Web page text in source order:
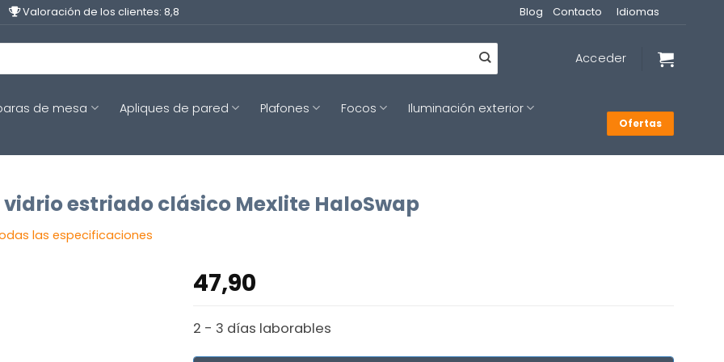
Valoración de los clientes: 8,8 Blog Contacto Idiomas
Acceder
de mesa Apliques de pared Plafones Focos
Iluminación exterior
Ofertas
estriado clásico Mexlite HaloSwap
las especificaciones
47,90
2 - 3 días laborables